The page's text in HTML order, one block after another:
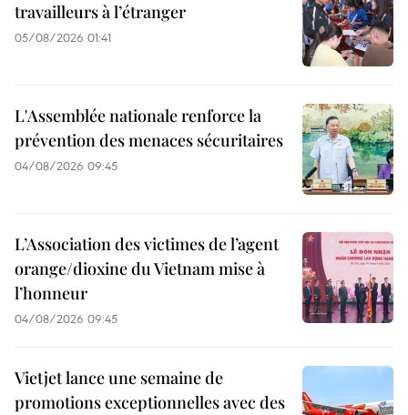
travailleurs à l’étranger
05/08/2026 01:41
L'Assemblée nationale renforce la
prévention des menaces sécuritaires
04/08/2026 09:45
L’Association des victimes de l’agent
orange/dioxine du Vietnam mise à
l’honneur
04/08/2026 09:45
Vietjet lance une semaine de
promotions exceptionnelles avec des